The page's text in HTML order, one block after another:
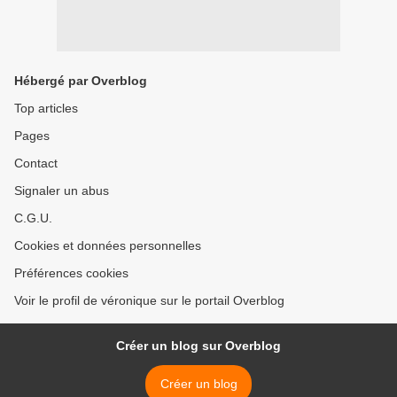
Hébergé par Overblog
Top articles
Pages
Contact
Signaler un abus
C.G.U.
Cookies et données personnelles
Préférences cookies
Voir le profil de véronique sur le portail Overblog
Créer un blog sur Overblog
Créer un blog